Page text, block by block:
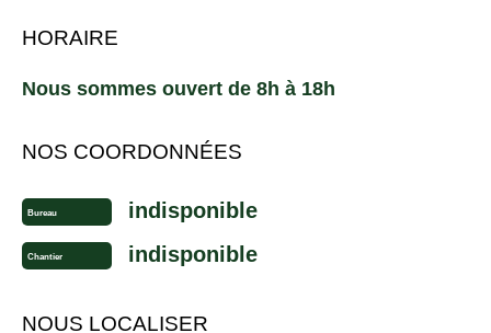
HORAIRE
Nous sommes ouvert de 8h à 18h
NOS COORDONNÉES
Bureau indisponible
Chantier indisponible
NOUS LOCALISER